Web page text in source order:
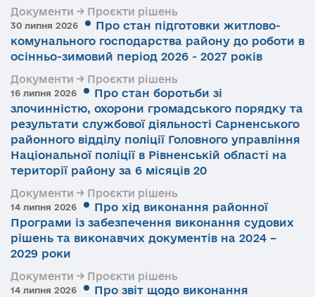
Документи → Проєкти рішень
30 липня 2026
Про стан підготовки житлово-
комунального господарства району до роботи в
осінньо-зимовий період 2026 - 2027 років
Документи → Проєкти рішень
16 липня 2026
Про стан боротьби зі
злочинністю, охорони громадського порядку та
результати службової діяльності Сарненського
районного відділу поліції Головного управління
Національної поліції в Рівненській області на
території району за 6 місяців 20
Документи → Проєкти рішень
14 липня 2026
Про хід виконання районної
Програми із забезпечення виконання судових
рішень та виконавчих документів на 2024 –
2029 роки
Документи → Проєкти рішень
14 липня 2026
Про звіт щодо виконання